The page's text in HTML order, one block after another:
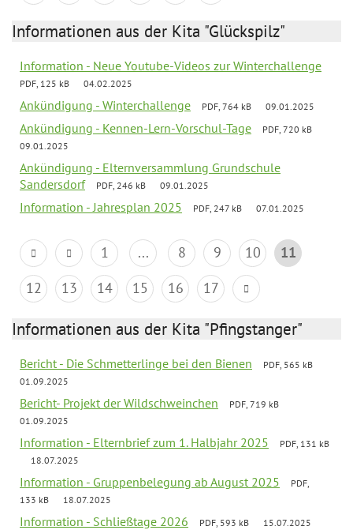
Informationen aus der Kita "Glückspilz"
Information - Neue Youtube-Videos zur Winterchallenge
PDF, 125 kB 04.02.2025
Ankündigung - Winterchallenge PDF, 764 kB 09.01.2025
Ankündigung - Kennen-Lern-Vorschul-Tage
PDF, 720 kB
09.01.2025
Ankündigung - Elternversammlung Grundschule
Sandersdorf
PDF, 246 kB 09.01.2025
Information - Jahresplan 2025 PDF, 247 kB 07.01.2025
1 ... 8 9 10
11
12
13 14 15 16 17
Informationen aus der Kita "Pfingstanger"
Bericht - Die Schmetterlinge bei den Bienen
PDF, 565 kB
01.09.2025
Bericht- Projekt der Wildschweinchen
PDF, 719 kB
01.09.2025
Information - Elternbrief zum 1. Halbjahr 2025
PDF, 131 kB
18.07.2025
Information - Gruppenbelegung ab August 2025
PDF,
133 kB
18.07.2025
Information - Schließtage 2026 PDF, 593 kB 15.07.2025